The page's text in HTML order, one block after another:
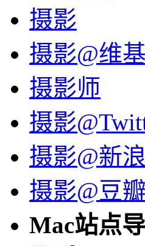
摄影
摄影@维基
摄影师
摄影
摄影@新
摄影@豆瓣
Mac站点